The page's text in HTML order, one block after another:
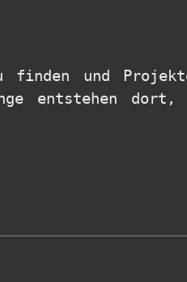
finden und
entstehen dort,